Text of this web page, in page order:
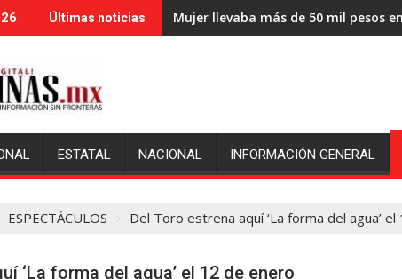
Últimas noticias Mujer llevaba más de 50 mil pesos
ESTATAL NACIONAL INFORMACIÓN GENERAL
ESPECTÁCULOS Del Toro estrena aquí ‘La forma del agua’
‘La forma del agua’ el 12 de enero